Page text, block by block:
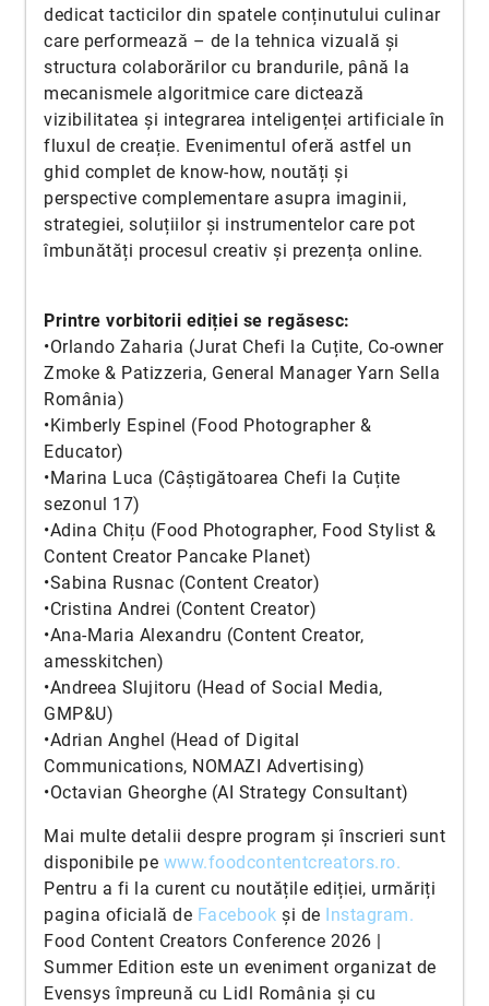
dedicat tacticilor din spatele conținutului culinar
care performează – de la tehnica vizuală și
structura colaborărilor cu brandurile, până la
mecanismele algoritmice care dictează
vizibilitatea și integrarea inteligenței artificiale în
fluxul de creație. Evenimentul oferă astfel un
ghid complet de know-how, noutăți și
perspective complementare asupra imaginii,
strategiei, soluțiilor și instrumentelor care pot
îmbunătăți procesul creativ și prezența online.
Printre vorbitorii ediției se regăsesc:
•Orlando Zaharia (Jurat Chefi la Cuțite, Co-owner
Zmoke & Patizzeria, General Manager Yarn Sella
România)
•Kimberly Espinel (Food Photographer &
Educator)
•Marina Luca (Câștigătoarea Chefi la Cuțite
sezonul 17)
•Adina Chițu (Food Photographer, Food Stylist &
Content Creator Pancake Planet)
•Sabina Rusnac (Content Creator)
•Cristina Andrei (Content Creator)
•Ana-Maria Alexandru (Content Creator,
amesskitchen)
•Andreea Slujitoru (Head of Social Media,
GMP&U)
•Adrian Anghel (Head of Digital
Communications, NOMAZI Advertising)
•Octavian Gheorghe (AI Strategy Consultant)
Mai multe detalii despre program și înscrieri sunt
disponibile pe www.foodcontentcreators.ro.
Pentru a fi la curent cu noutățile ediției, urmăriți
pagina oficială de Facebook și de Instagram.
Food Content Creators Conference 2026 |
Summer Edition este un eveniment organizat de
Evensys împreună cu Lidl România și cu